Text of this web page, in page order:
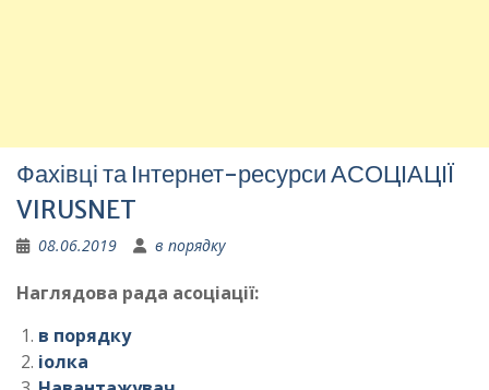
Фахівці та Інтернет-ресурси АСОЦІАЦІЇ
VIRUSNET
08.06.2019 в порядку
Наглядова рада асоціації:
в порядку
іолка